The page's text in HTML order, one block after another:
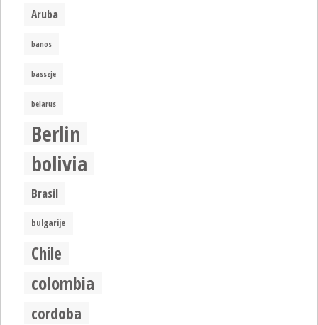
Aruba
banos
basszje
belarus
Berlin
bolivia
Brasil
bulgarije
Chile
colombia
cordoba